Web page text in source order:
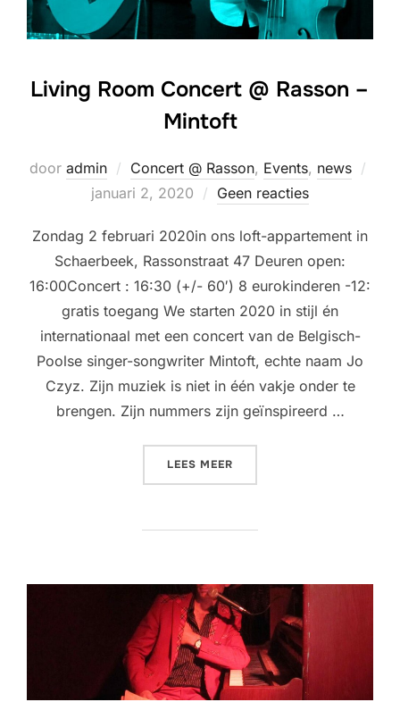
Living Room Concert @ Rasson –
Mintoft
door admin Concert @ Rasson, Events, news
januari 2, 2020 Geen reacties
Zondag 2 februari 2020in ons loft-appartement in
Schaerbeek, Rassonstraat 47 Deuren open:
16:00Concert : 16:30 (+/- 60′) 8 eurokinderen -12:
gratis toegang We starten 2020 in stijl én
internationaal met een concert van de Belgisch-
Poolse singer-songwriter Mintoft, echte naam Jo
Czyz. Zijn muziek is niet in één vakje onder te
brengen. Zijn nummers zijn geïnspireerd …
LEES MEER